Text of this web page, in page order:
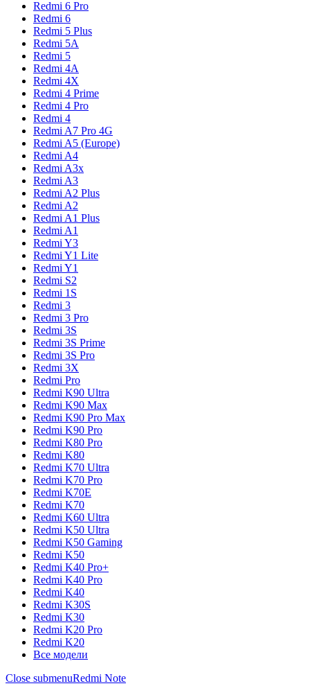
Redmi 6 Pro
Redmi 6
Redmi 5 Plus
Redmi 5A
Redmi 5
Redmi 4A
Redmi 4X
Redmi 4 Prime
Redmi 4 Pro
Redmi 4
Redmi A7 Pro 4G
Redmi A5 (Europe)
Redmi A4
Redmi A3x
Redmi A3
Redmi A2 Plus
Redmi A2
Redmi A1 Plus
Redmi A1
Redmi Y3
Redmi Y1 Lite
Redmi Y1
Redmi S2
Redmi 1S
Redmi 3
Redmi 3 Pro
Redmi 3S
Redmi 3S Prime
Redmi 3S Pro
Redmi 3X
Redmi Pro
Redmi K90 Ultra
Redmi K90 Max
Redmi K90 Pro Max
Redmi K90 Pro
Redmi K80 Pro
Redmi K80
Redmi K70 Ultra
Redmi K70 Pro
Redmi K70E
Redmi K70
Redmi K60 Ultra
Redmi K50 Ultra
Redmi K50 Gaming
Redmi K50
Redmi K40 Pro+
Redmi K40 Pro
Redmi K40
Redmi K30S
Redmi K30
Redmi K20 Pro
Redmi K20
Все модели
Close submenuRedmi Note